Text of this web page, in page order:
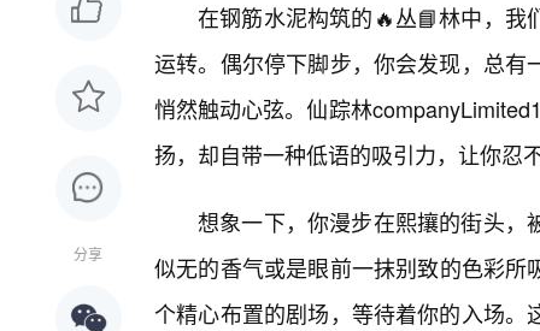
分享
在钢筋水泥构筑的🔥丛📘林中，我
运转。偶尔停下脚步，你会发现，总
悄然触动心弦。仙踪林
扬，却自带一种低语的吸引力，让你忍
想象一下，你漫步在熙攘的街头，
似无的香气或是眼前一抹别致的色彩
个精心布置的剧场，等待着你的入场